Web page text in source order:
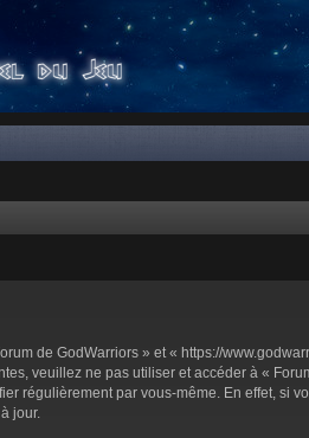
de GodWarriors » et « https://
veuillez ne pas utiliser et accéder à «
régulièrement par vous-même. En effet, si
jour.